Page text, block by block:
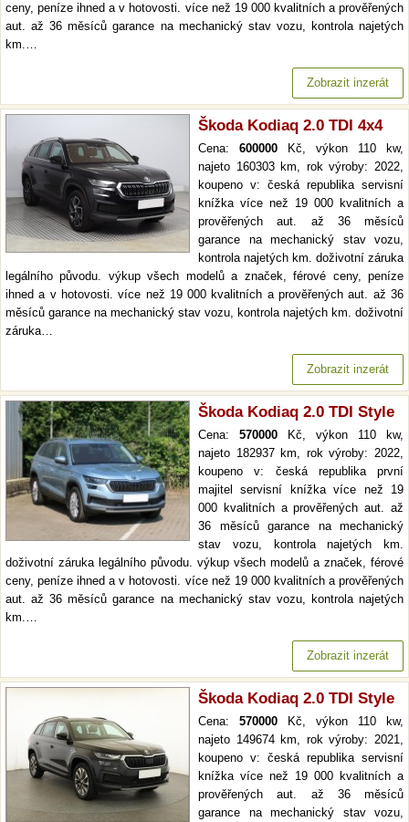
ceny, peníze ihned a v hotovosti. více než 19 000 kvalitních a prověřených
aut. až 36 měsíců garance na mechanický stav vozu, kontrola najetých
km.…
Zobrazit inzerát
Škoda Kodiaq 2.0 TDI 4x4
Cena: 600000 Kč, výkon 110 kw,
najeto 160303 km, rok výroby: 2022,
koupeno v: česká republika servisní
knížka více než 19 000 kvalitních a
prověřených aut. až 36 měsíců
garance na mechanický stav vozu,
kontrola najetých km. doživotní záruka
legálního původu. výkup všech modelů a značek, férové ceny, peníze
ihned a v hotovosti. více než 19 000 kvalitních a prověřených aut. až 36
měsíců garance na mechanický stav vozu, kontrola najetých km. doživotní
záruka…
Zobrazit inzerát
Škoda Kodiaq 2.0 TDI Style
Cena: 570000 Kč, výkon 110 kw,
najeto 182937 km, rok výroby: 2022,
koupeno v: česká republika první
majitel servisní knížka více než 19
000 kvalitních a prověřených aut. až
36 měsíců garance na mechanický
stav vozu, kontrola najetých km.
doživotní záruka legálního původu. výkup všech modelů a značek, férové
ceny, peníze ihned a v hotovosti. více než 19 000 kvalitních a prověřených
aut. až 36 měsíců garance na mechanický stav vozu, kontrola najetých
km.…
Zobrazit inzerát
Škoda Kodiaq 2.0 TDI Style
Cena: 570000 Kč, výkon 110 kw,
najeto 149674 km, rok výroby: 2021,
koupeno v: česká republika servisní
knížka více než 19 000 kvalitních a
prověřených aut. až 36 měsíců
garance na mechanický stav vozu,